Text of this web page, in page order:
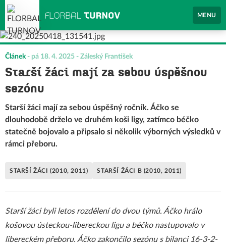
MENU
Článek- pá 18. 4. 2025 - Záleský František
Starší žáci mají za sebou úspěšnou
sezónu
Starší žáci mají za sebou úspěšný ročník. Áčko se
dlouhodobě drželo ve druhém koši ligy, zatímco béčko
statečně bojovalo a připsalo si několik výborných výsledků v
rámci přeboru.
STARŠÍ ŽÁCI (2010, 2011) STARŠÍ ŽÁCI B (2010, 2011)
Starší žáci byli letos rozdělení do dvou týmů. Áčko hrálo
košovou ústeckou-libereckou ligu a béčko nastupovalo v
libereckém přeboru. Áčko zakončilo sezónu s bilanci 16-3-2-